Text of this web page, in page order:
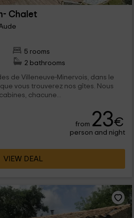
Chalet
5 rooms
2 bathrooms
de Villeneuve-Minervois, dans le
vous trouverez nos gîtes. Nous
chacune...
from 23€
person and night
VIEW DEAL